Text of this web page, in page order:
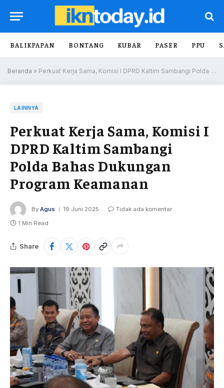
BALIKPAPAN BONTANG KUBAR PASER PPU
Beranda » Perkuat Kerja Sama, Komisi I DPRD Kaltim Sambangi Polda Bahas Dukungan Program Keamanan
LAINNYA
Perkuat Kerja Sama, Komisi I
DPRD Kaltim Sambangi
Polda Bahas Dukungan
Program Keamanan
By Agus 19 Juni 2025
Tidak ada komentar
1 Min Read
Share